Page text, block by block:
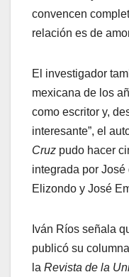
convencen
relación es de
El investigador
mexicana de los
como escritor y,
interesante”, el
Cruz pudo hacer
integrada por
Elizondo y José
Iván Ríos señala
publicó su
la Revista de la